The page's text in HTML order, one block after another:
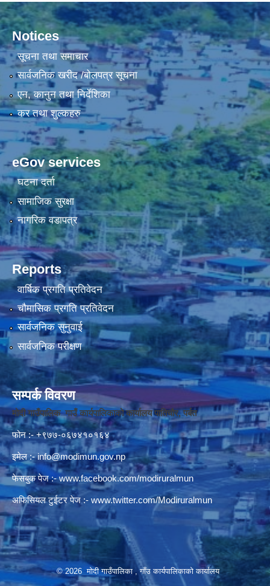
Notices
सूचना तथा समाचार
सार्वजनिक खरीद /बोलपत्र सूचना
एन, कानुन तथा निर्देशिका
कर तथा शुल्कहरु
eGov services
घटना दर्ता
सामाजिक सुरक्षा
नागरिक वडापत्र
Reports
वार्षिक प्रगति प्रतिवेदन
चौमासिक प्रगति प्रतिवेदन
सार्वजनिक सुनुवाई
सार्वजनिक परीक्षण
सम्पर्क विवरण
मोदी गाउँपालिक गाउँ कार्यपालिकाको कार्यालय पातिचौर, पर्बत
फोन :- +९७७-०६७४१०१६४
इमेल :-info@modimun.gov.np
फेसबुक पेज :-www.facebook.com/modiruralmun
अफिसियल टुईटर पेज :- www.twitter.com/Modiruralmun
© 2026 मोदी गाउँपालिका , गाँउ कार्यपालिकाको कार्यालय